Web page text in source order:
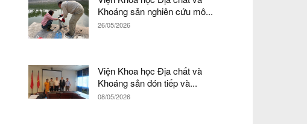
Khoáng sản nghiên cứu mô...
26/05/2026
Viện Khoa học Địa chất và
Khoáng sản đón tiếp và...
08/05/2026